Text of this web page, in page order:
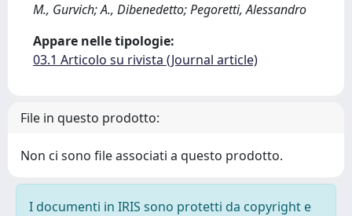
M., Gurvich; A., Dibenedetto; Pegoretti, Alessandro
Appare nelle tipologie:
03.1 Articolo su rivista (Journal article)
File in questo prodotto:
Non ci sono file associati a questo prodotto.
I documenti in IRIS sono protetti da copyright e